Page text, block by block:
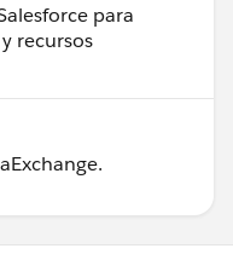
para
recursos